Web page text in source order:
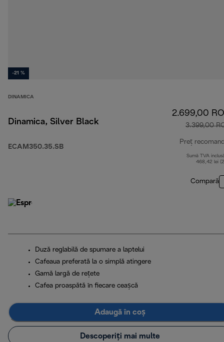
-21 %
DINAMICA
Dinamica, Silver Black
ECAM350.35.SB
2.699,00
3.399,00
Preț
Sumă TVA
468,42 lei
Compară
Duză reglabilă de spumare a laptelui
Cafeaua preferată la o simplă atingere
Gamă largă de rețete
Cafea proaspătă în fiecare ceașcă
Adaugă în coș
Descoperiți mai multe